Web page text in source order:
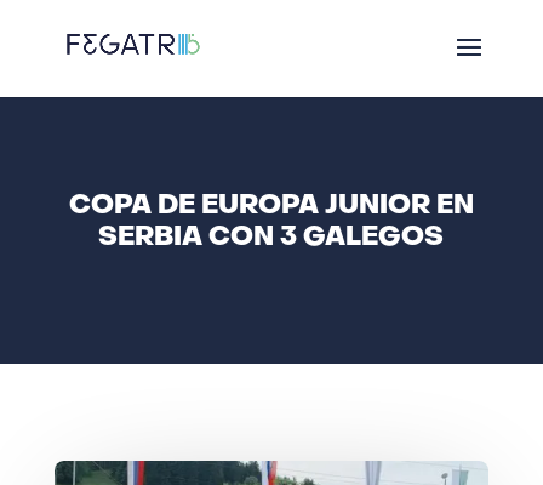
COPA DE EUROPA JUNIOR EN
SERBIA CON 3 GALEGOS